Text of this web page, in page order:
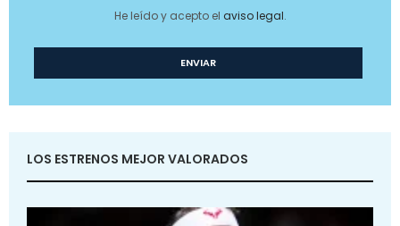
He leído y acepto el aviso legal.
LOS ESTRENOS MEJOR VALORADOS